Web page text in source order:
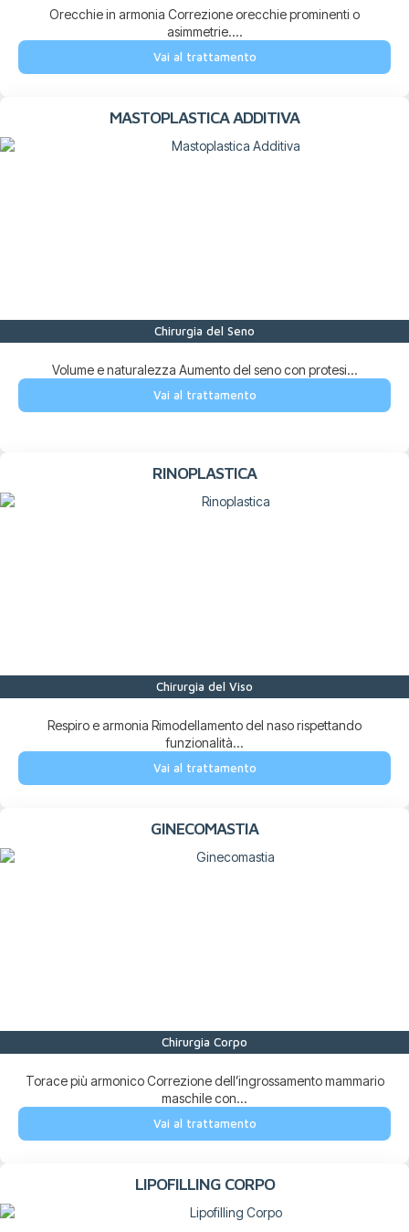
Orecchie in armonia Correzione orecchie prominenti o
asimmetrie....
Vai al trattamento
MASTOPLASTICA ADDITIVA
Chirurgia del Seno
Volume e naturalezza Aumento del seno con protesi...
Vai al trattamento
RINOPLASTICA
Chirurgia del Viso
Respiro e armonia Rimodellamento del naso rispettando
funzionalità...
Vai al trattamento
GINECOMASTIA
Chirurgia Corpo
Torace più armonico Correzione dell’ingrossamento mammario
maschile con...
Vai al trattamento
LIPOFILLING CORPO